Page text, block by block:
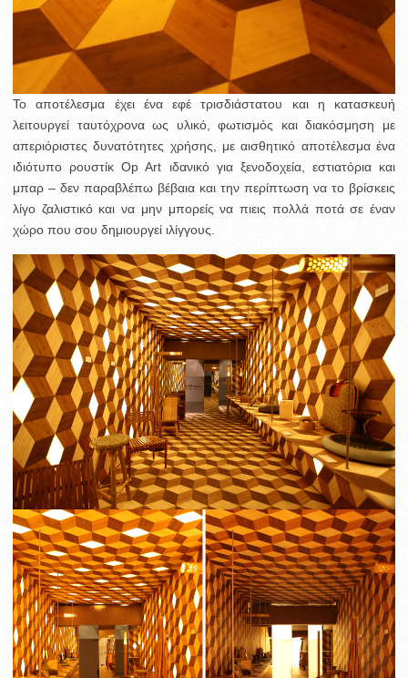
Το αποτέλεσμα έχει ένα εφέ τρισδιάστατου και η κατασκευή
λειτουργεί ταυτόχρονα ως υλικό, φωτισμός και διακόσμηση με
απεριόριστες δυνατότητες χρήσης, με αισθητικό αποτέλεσμα ένα
ιδιότυπο ρουστίκ Op Art ιδανικό για ξενοδοχεία, εστιατόρια και
μπαρ – δεν παραβλέπω βέβαια και την περίπτωση να το βρίσκεις
λίγο ζαλιστικό και να μην μπορείς να πιεις πολλά ποτά σε έναν
χώρο που σου δημιουργεί ιλίγγους.